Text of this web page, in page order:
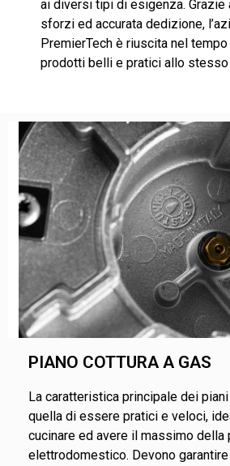
ai diversi tipi di esigenza. Grazie
sforzi ed accurata dedizione,
PremierTech è riuscita nel tempo
prodotti belli e pratici allo stesso
PIANO COTTURA A GAS
La caratteristica principale dei
quella di essere pratici e veloci,
cucinare ed avere il massimo della
elettrodomestico. Devono